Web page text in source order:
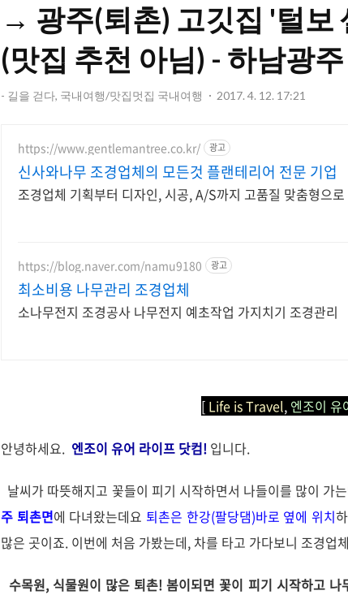
프
닷
→ 광주(퇴촌) 고깃집 '털보
(맛집 추천 아님) - 하남광
- 길을 걷다, 국내여행/맛집멋집 국내여행 2017. 4. 12. 17:21
https://www.gentlemantree.co.kr/ 광고
신사와나무 조경업체의 모든것 플랜테리어 전문 기업
조경업체 기획부터 디자인, 시공, A/S까지 고품질 맞춤형으로
https://blog.naver.com/namu9180 광고
최소비용 나무관리 조경업체
소나무전지 조경공사 나무전지 예초작업 가지치기 조경관리
[ Life is Travel, 엔조이 유
안녕하세요. 엔조이 유어 라이프 닷컴! 입니다.
날씨가 따뜻해지고 꽃들이 피기 시작하면서 나들이를 많이 가
주 퇴촌면에 다녀왔는데요 퇴촌은 한강(팔당댐)바로 옆에 위치
많은 곳이죠. 이번에 처음 가봤는데, 차를 타고 가다보니 조경업
수목원, 식물원이 많은 퇴촌! 봄이되면 꽃이 피기 시작하고